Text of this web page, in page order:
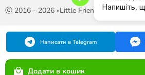
Додати в кошик
ⓒ 2016 - 2026 «Little Friend»
Написати в Telegram